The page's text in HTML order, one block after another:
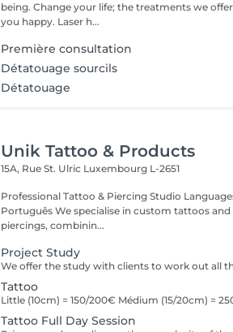
being. Change your life; the treatments we
you happy. Laser h...
Première consultation
Détatouage sourcils
Détatouage
Unik Tattoo & Products
15A, Rue St. Ulric Luxembourg L-2651
Professional Tattoo & Piercing Studio Languages: English • Français •
Português We specialise in custom tattoos and professional
piercings, combinin...
Project Study
Tattoo
Tattoo Full Day Session